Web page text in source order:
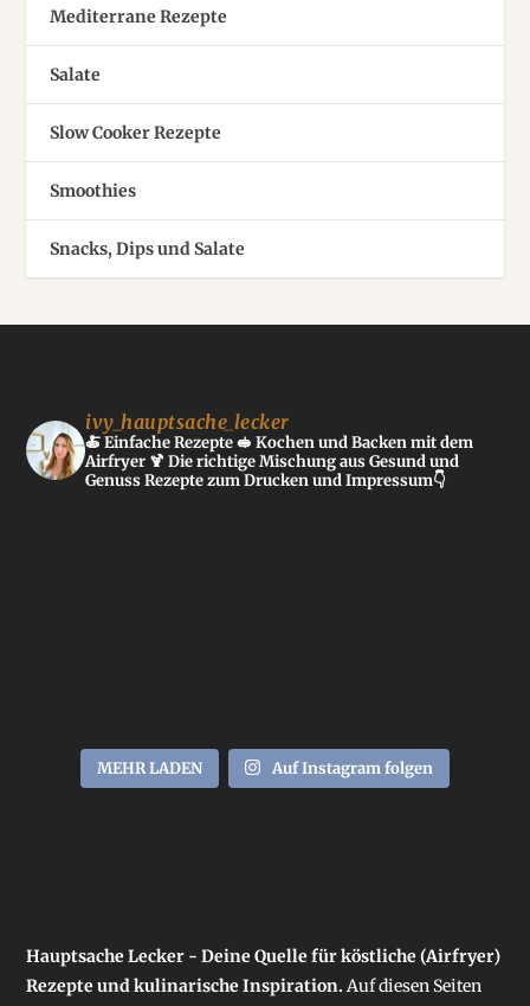
Mediterrane Rezepte
Salate
Slow Cooker Rezepte
Smoothies
Snacks, Dips und Salate
ivy_hauptsache_lecker
🍝 Einfache Rezepte🥪 Kochen und Backen mit dem
Airfryer 🍹 Die richtige Mischung aus Gesund und
GenussRezepte zum Drucken und Impressum👇
MEHR LADEN Auf Instagram folgen
Hauptsache Lecker - Deine Quelle für köstliche (Airfryer)
Rezepte und kulinarische Inspiration. Auf diesen Seiten